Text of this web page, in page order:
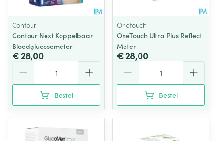
Contour
Contour Next Koppelbaar
Bloedglucosemeter
€ 28,00
Bestel
Onetouch
OneTouch Ultra Plus Reflect
Meter
€ 28,00
Bestel